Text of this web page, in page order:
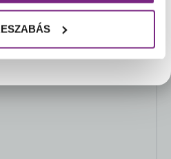
és türelmüket!☀️
Webshop csapata